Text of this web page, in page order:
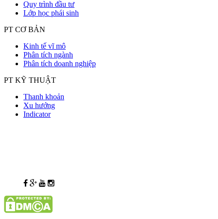
Quy trình đầu tư
Lớp học phái sinh
PT CƠ BẢN
Kinh tế vĩ mô
Phân tích ngành
Phân tích doanh nghiệp
PT KỸ THUẬT
Thanh khoản
Xu hướng
Indicator